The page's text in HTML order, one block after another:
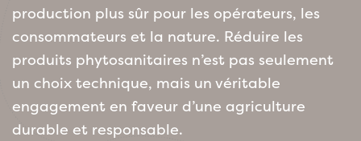
production plus sûr pour les opérateurs, les
consommateurs et la nature. Réduire les
produits phytosanitaires n’est pas seulement
un choix technique, mais un véritable
engagement en faveur d’une agriculture
durable et responsable.